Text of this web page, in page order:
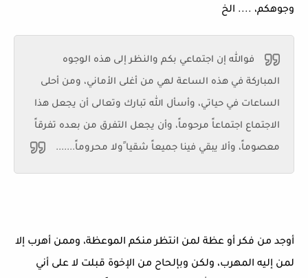
وجوهكم، .... الخ
فوالله إن اجتماعي بكم والنظر إلى هذه الوجوه
المباركة في هذه الساعة لهي من أغلى الأماني، ومن أحلى
الساعات في حياتي، وأسأل الله تبارك وتعالى أن يجعل هذا
الاجتماع اجتماعاً مرحوماً، وأن يجعل التفرق من بعده تفرقاً
معصوماً، وألا يبقي فينا جميعاً شقيا ًولا محروماً.......
أوجد من فكر أو عظة لمن انتظر منكم الموعظة، وممن أهرب إلا
لمن إليه المهرب، ولكن وبإلحاح من الإخوة قبلت لا على أني